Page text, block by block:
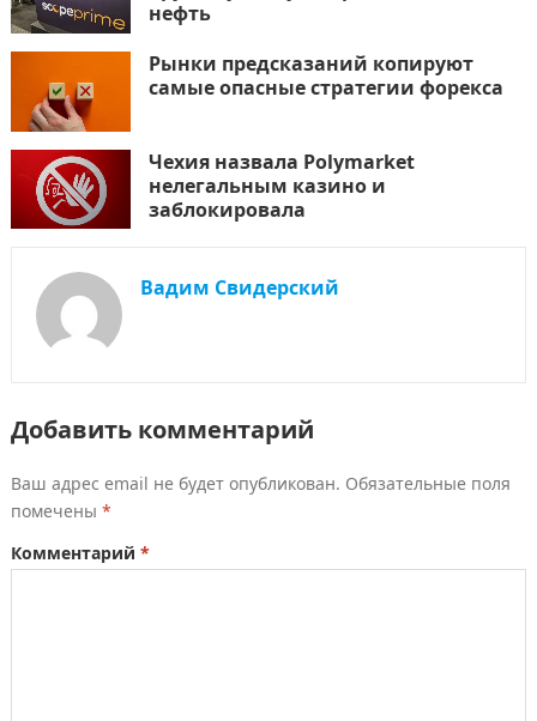
нефть
Рынки предсказаний копируют
самые опасные стратегии форекса
Чехия назвала Polymarket
нелегальным казино и
заблокировала
Вадим Свидерский
Добавить комментарий
Ваш адрес email не будет опубликован. Обязательные поля
помечены *
Комментарий *